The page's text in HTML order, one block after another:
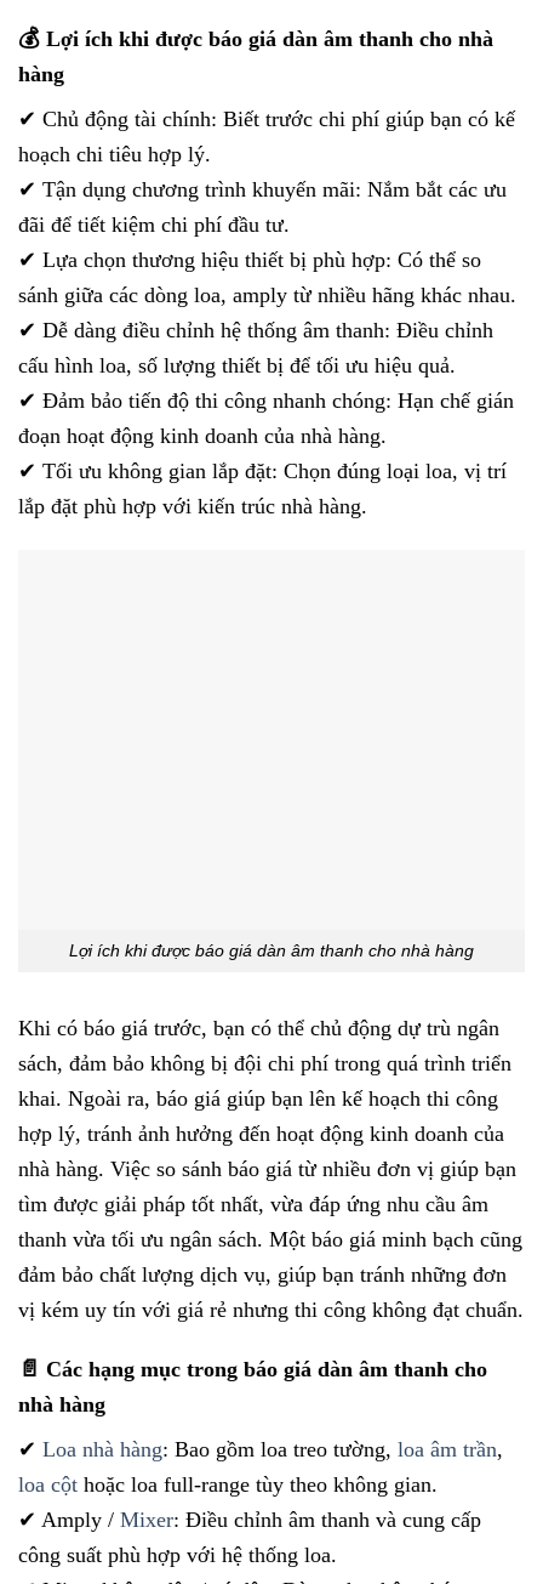
💰 Lợi ích khi được báo giá dàn âm thanh cho nhà
hàng
✔ Chủ động tài chính: Biết trước chi phí giúp bạn có kế
hoạch chi tiêu hợp lý.
✔ Tận dụng chương trình khuyến mãi: Nắm bắt các ưu
đãi để tiết kiệm chi phí đầu tư.
✔ Lựa chọn thương hiệu thiết bị phù hợp: Có thể so
sánh giữa các dòng loa, amply từ nhiều hãng khác nhau.
✔ Dễ dàng điều chỉnh hệ thống âm thanh: Điều chỉnh
cấu hình loa, số lượng thiết bị để tối ưu hiệu quả.
✔ Đảm bảo tiến độ thi công nhanh chóng: Hạn chế gián
đoạn hoạt động kinh doanh của nhà hàng.
✔ Tối ưu không gian lắp đặt: Chọn đúng loại loa, vị trí
lắp đặt phù hợp với kiến trúc nhà hàng.
Lợi ích khi được báo giá dàn âm thanh cho nhà hàng
Khi có báo giá trước, bạn có thể chủ động dự trù ngân
sách, đảm bảo không bị đội chi phí trong quá trình triển
khai. Ngoài ra, báo giá giúp bạn lên kế hoạch thi công
hợp lý, tránh ảnh hưởng đến hoạt động kinh doanh của
nhà hàng. Việc so sánh báo giá từ nhiều đơn vị giúp bạn
tìm được giải pháp tốt nhất, vừa đáp ứng nhu cầu âm
thanh vừa tối ưu ngân sách. Một báo giá minh bạch cũng
đảm bảo chất lượng dịch vụ, giúp bạn tránh những đơn
vị kém uy tín với giá rẻ nhưng thi công không đạt chuẩn.
📄 Các hạng mục trong báo giá dàn âm thanh cho
nhà hàng
✔ Loa nhà hàng: Bao gồm loa treo tường, loa âm trần,
loa cột hoặc loa full-range tùy theo không gian.
✔ Amply / Mixer: Điều chỉnh âm thanh và cung cấp
công suất phù hợp với hệ thống loa.